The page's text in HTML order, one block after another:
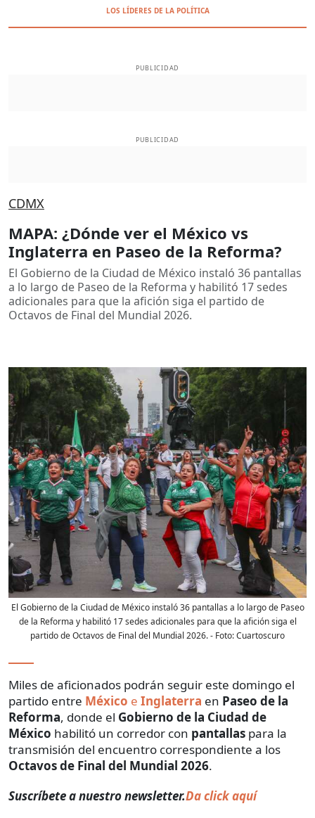
LOS LÍDERES DE LA POLÍTICA
PUBLICIDAD
PUBLICIDAD
CDMX
MAPA: ¿Dónde ver el México vs
Inglaterra en Paseo de la Reforma?
El Gobierno de la Ciudad de México instaló 36 pantallas
a lo largo de Paseo de la Reforma y habilitó 17 sedes
adicionales para que la afición siga el partido de
Octavos de Final del Mundial 2026.
El Gobierno de la Ciudad de México instaló 36 pantallas a lo largo de Paseo
de la Reforma y habilitó 17 sedes adicionales para que la afición siga el
partido de Octavos de Final del Mundial 2026.- Foto:Cuartoscuro
Miles de aficionados podrán seguir este domingo el
partido entre México e Inglaterra en Paseo de la
Reforma, donde el Gobierno de la Ciudad de
México habilitó un corredor con pantallas para la
transmisión del encuentro correspondiente a los
Octavos de Final del Mundial 2026.
Suscríbete a nuestro newsletter.Da click aquí